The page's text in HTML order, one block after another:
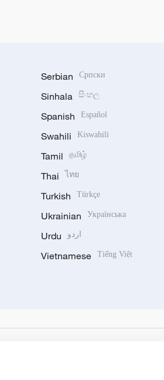
Serbian Српски
Sinhala සිංහල
Spanish Español
Swahili Kiswahili
Tamil தமிழ்
Thai ไทย
Turkish Türkçe
Ukrainian Українська
Urdu اردو
Vietnamese Tiếng Việt